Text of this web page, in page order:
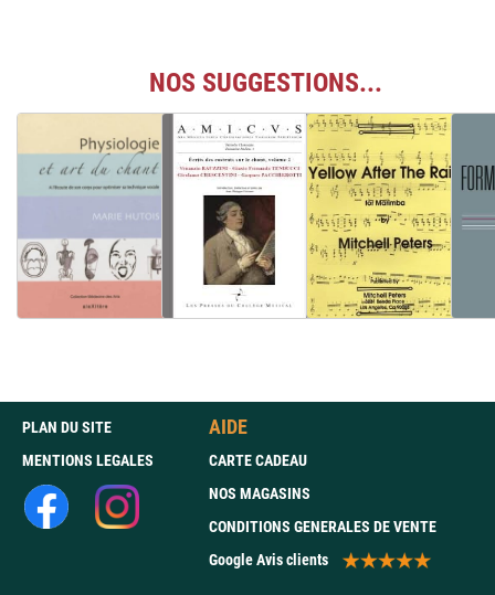
NOS SUGGESTIONS...
PLAN DU SITE
MENTIONS LEGALES
AIDE
CARTE CADEAU
NOS MAGASINS
CONDITIONS GENERALES DE VENTE
Google Avis clients